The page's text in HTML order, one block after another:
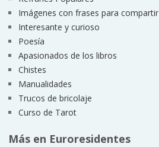
Imágenes con frases para compartir
Interesante y curioso
Poesía
Apasionados de los libros
Chistes
Manualidades
Trucos de bricolaje
Curso de Tarot
Más en Euroresidentes